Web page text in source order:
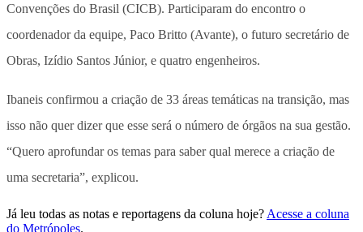
Convenções do Brasil (CICB). Participaram do encontro o
coordenador da equipe, Paco Britto (Avante), o futuro secretário de
Obras, Izídio Santos Júnior, e quatro engenheiros.
Ibaneis confirmou a criação de 33 áreas temáticas na transição, mas
isso não quer dizer que esse será o número de órgãos na sua gestão.
“Quero aprofundar os temas para saber qual merece a criação de
uma secretaria”, explicou.
Já leu todas as notas e reportagens da coluna hoje? Acesse a coluna
do Metrópoles.